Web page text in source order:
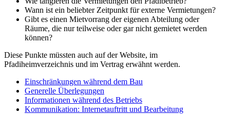
Wann ist ein beliebter Zeitpunkt für externe Vermietungen?
Gibt es einen Mietvorrang der eigenen Abteilung oder
Räume, die nur teilweise oder gar nicht gemietet werden
können?
Diese Punkte müssten auch auf der Website, im
Pfadiheimverzeichnis und im Vertrag erwähnt werden.
Einschränkungen während dem Bau
Generelle Überlegungen
Informationen während des Betriebs
Kommunikation: Internetauftritt und Bearbeitung